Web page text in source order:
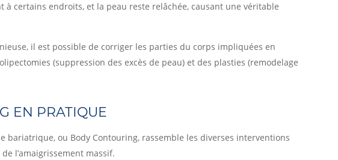
à certains endroits, et la peau reste relâchée, causant une véritable
il est possible de corriger les parties du corps impliquées en
(suppression des excès de peau) et des plasties (remodelage
EN PRATIQUE
bariatrique, ou Body Contouring, rassemble les diverses interventions
l’amaigrissement massif.